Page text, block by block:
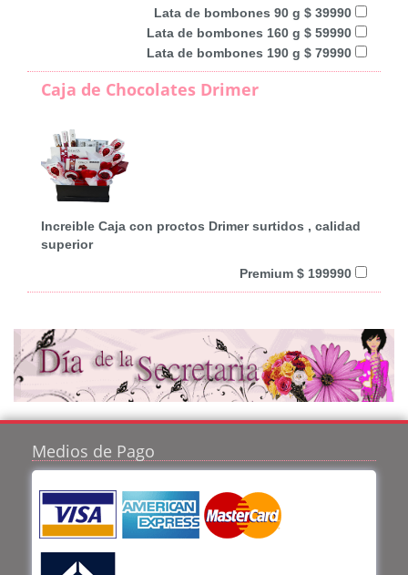
Lata de bombones 90 g $ 39990
Lata de bombones 160 g $ 59990
Lata de bombones 190 g $ 79990
Caja de Chocolates Drimer
Increible Caja con proctos Drimer surtidos , calidad
superior
Premium $ 199990
Medios de Pago